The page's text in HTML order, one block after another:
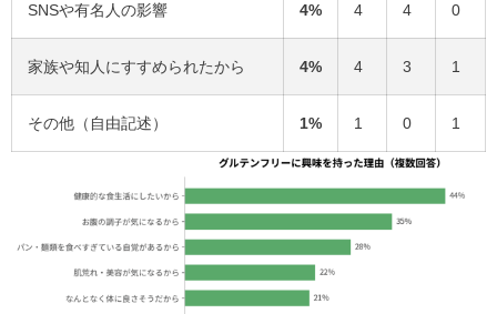
SNSや有名人の影響 4% 4 4 0
家族や知人にすすめられたから 4% 4 3 1
その他（自由記述） 1% 1 0 1